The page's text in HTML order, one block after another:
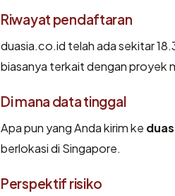
Riwayat pendaftaran
duasia.co.id telah ada sekitar
biasanya terkait dengan proyek
Di mana data tinggal
Apa pun yang Anda kirim ke
berlokasi di Singapore.
Perspektif risiko